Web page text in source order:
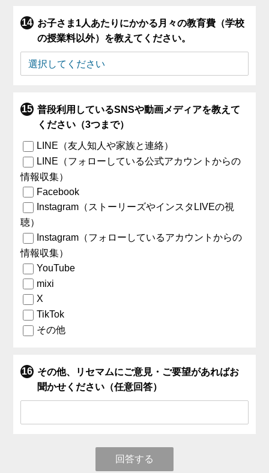
お子さま1人あたりにかかる月々の教育費（学校
の授業料以外）を教えてください。
普段利用しているSNSや動画メディアを教えて
ください（3つまで）
LINE（友人知人や家族と連絡）
LINE（フォローしている公式アカウントからの
情報収集）
Facebook
Instagram（ストーリーズやインスタLIVEの視
聴）
Instagram（フォローしているアカウントからの
情報収集）
YouTube
mixi
X
TikTok
その他
その他、リセマムにご意見・ご要望があればお
聞かせください（任意回答）
回答する